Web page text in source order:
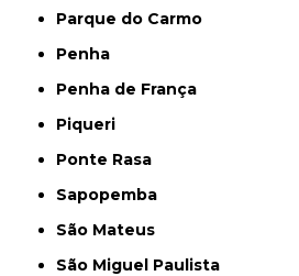
Parque do Carmo
Penha
Penha de França
Piqueri
Ponte Rasa
Sapopemba
São Mateus
São Miguel Paulista